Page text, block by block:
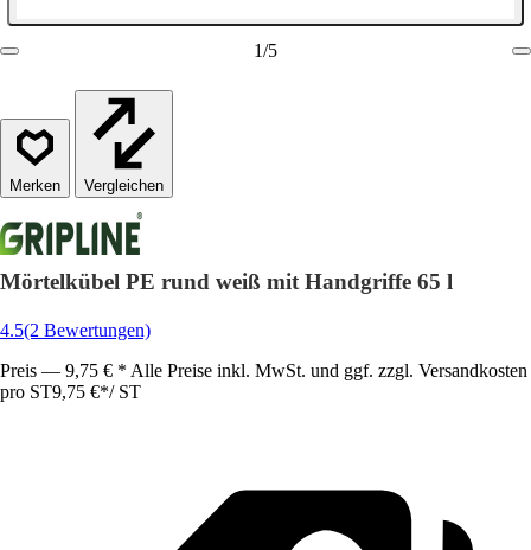
1/5
Vergleichen
Mörtelkübel PE rund weiß mit Handgriffe 65 l
4.5(2 Bewertungen)
Preis — 9,75 € * Alle Preise inkl. MwSt. und ggf. zzgl. Versandkosten
pro ST9,75 €*/ ST